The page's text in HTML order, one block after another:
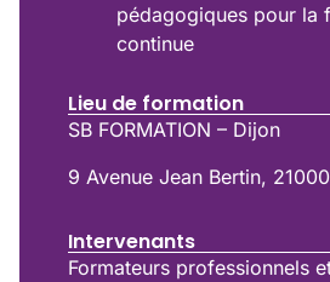
pédagogiques pour la
continue
Lieu de formation
SB FORMATION – Dijon
9 Avenue Jean Bertin,
Intervenants
Formateurs professionnels